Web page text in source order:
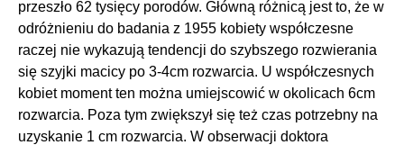
przeszło 62 tysięcy porodów. Główną różnicą jest to, że w
odróżnieniu do badania z 1955 kobiety współczesne
raczej nie wykazują tendencji do szybszego rozwierania
się szyjki macicy po 3-4cm rozwarcia. U współczesnych
kobiet moment ten można umiejscowić w okolicach 6cm
rozwarcia. Poza tym zwiększył się też czas potrzebny na
uzyskanie 1 cm rozwarcia. W obserwacji doktora